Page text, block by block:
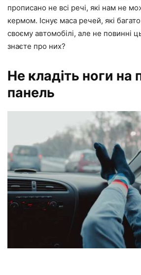
прописано не всі речі, які нам не
кермом. Існує маса речей, які
своєму автомобілі, але не повинні
знаєте про них?
Не кладіть ноги на
панель